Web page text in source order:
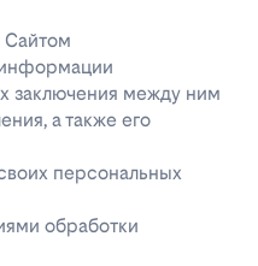
Сайтом
заключения между ним
а также его
персональных
обработки